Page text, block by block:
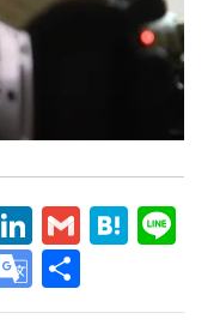
Tumblr
LinkedIn
Gmail
Messenger
Google
Translate
有